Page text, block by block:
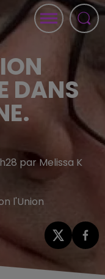
DANS
par Melissa K
l'Union